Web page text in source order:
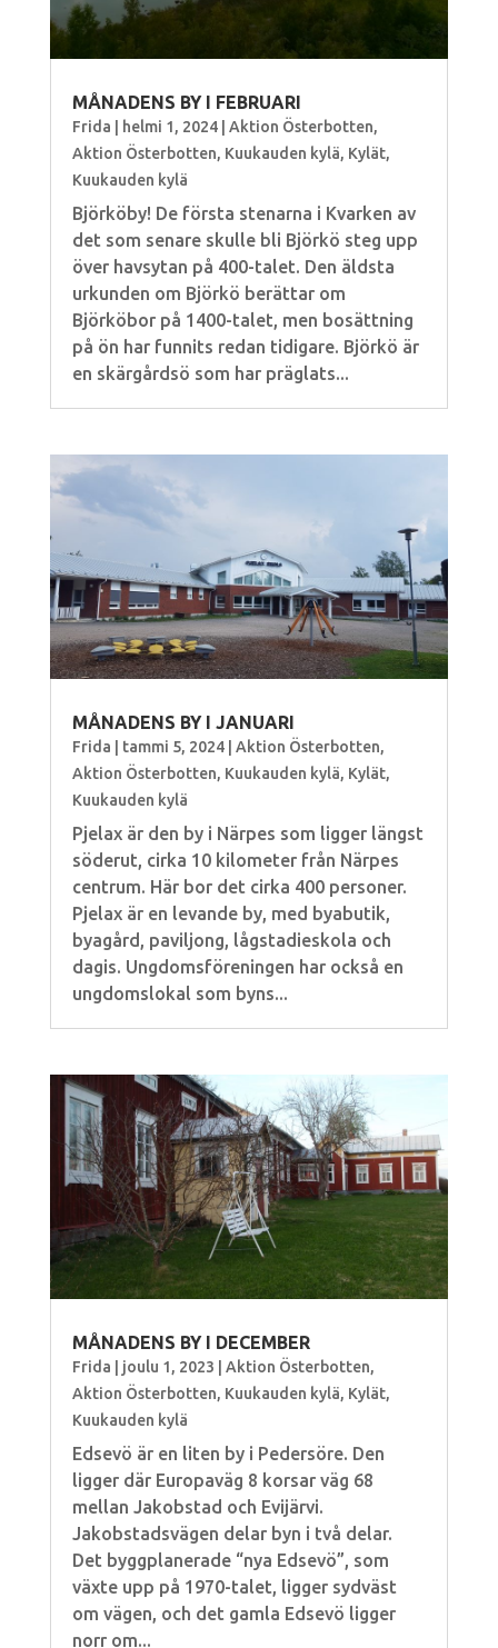
MÅNADENS BY I FEBRUARI
Frida helmi 1, 2024| Aktion Österbotten,
Aktion Österbotten, Kuukauden kylä, Kylät,
Kuukauden kylä
Björköby! De första stenarna i Kvarken av
det som senare skulle bli Björkö steg upp
över havsytan på 400-talet. Den äldsta
urkunden om Björkö berättar om
Björköbor på 1400-talet, men bosättning
på ön har funnits redan tidigare. Björkö är
en skärgårdsö som har präglats...
MÅNADENS BY I JANUARI
Frida tammi 5, 2024| Aktion Österbotten,
Aktion Österbotten, Kuukauden kylä, Kylät,
Kuukauden kylä
Pjelax är den by i Närpes som ligger längst
söderut, cirka 10 kilometer från Närpes
centrum. Här bor det cirka 400 personer.
Pjelax är en levande by, med byabutik,
byagård, paviljong, lågstadieskola och
dagis. Ungdomsföreningen har också en
ungdomslokal som byns...
MÅNADENS BY I DECEMBER
Frida joulu 1, 2023 Aktion Österbotten,
Aktion Österbotten, Kuukauden kylä, Kylät,
Kuukauden kylä
Edsevö är en liten by i Pedersöre. Den
ligger där Europaväg 8 korsar väg 68
mellan Jakobstad och Evijärvi.
Jakobstadsvägen delar byn i två delar.
Det byggplanerade “nya Edsevö”, som
växte upp på 1970-talet, ligger sydväst
om vägen, och det gamla Edsevö ligger
norr om...